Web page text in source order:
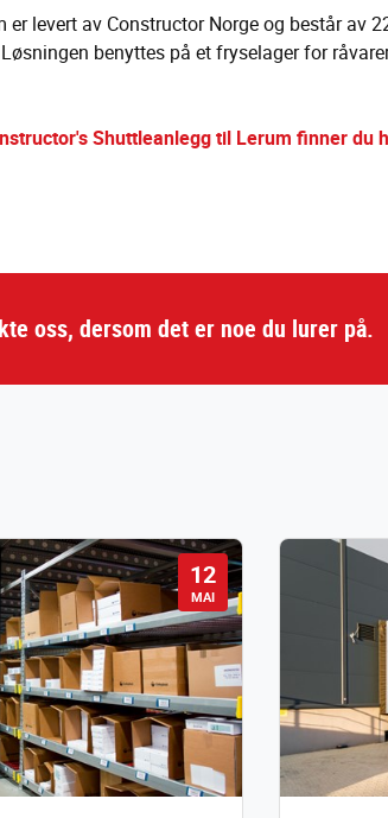
levert av Constructor Norge og består av
benyttes på et fryselager for
Shuttleanlegg til Lerum finner du
oss, dersom det er noe du lurer på.
12
MAI